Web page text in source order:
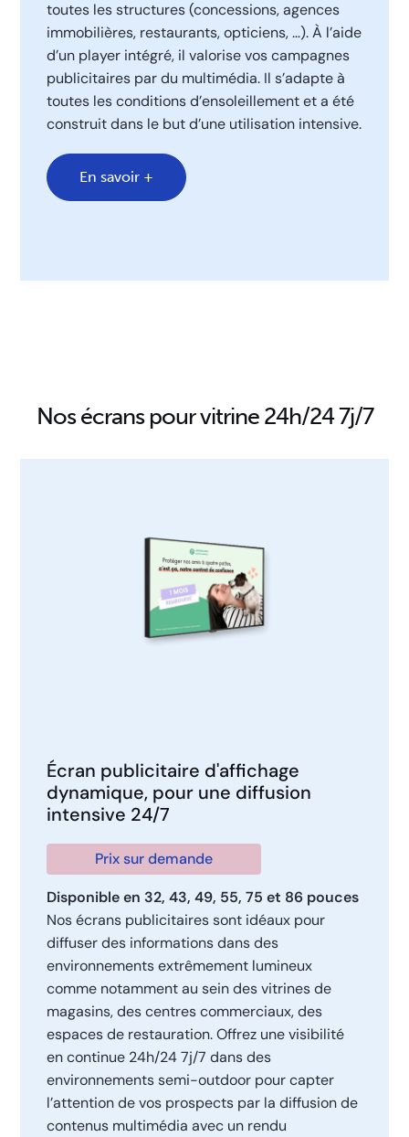
toutes les structures (concessions, agences
immobilières, restaurants, opticiens, …). À l’aide
d’un player intégré, il valorise vos campagnes
publicitaires par du multimédia. Il s’adapte à
toutes les conditions d’ensoleillement et a été
construit dans le but d’une utilisation intensive.
En savoir +
Nos écrans pour vitrine 24h/24 7j/7
Écran publicitaire d'affichage
dynamique, pour une diffusion
intensive 24/7
Prix sur demande
Disponible en 32, 43, 49, 55, 75 et 86 pouces
Nos écrans publicitaires sont idéaux pour
diffuser des informations dans des
environnements extrêmement lumineux
comme notamment au sein des vitrines de
magasins, des centres commerciaux, des
espaces de restauration. Offrez une visibilité
en continue 24h/24 7j/7 dans des
environnements semi-outdoor pour capter
l’attention de vos prospects par la diffusion de
contenus multimédia avec un rendu